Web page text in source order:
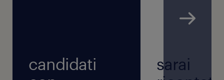
candidati
sarai